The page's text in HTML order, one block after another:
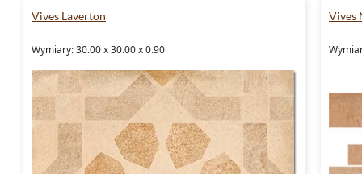
Vives Laverton
Wymiary: 30.00 x 30.00 x 0.90
Vives